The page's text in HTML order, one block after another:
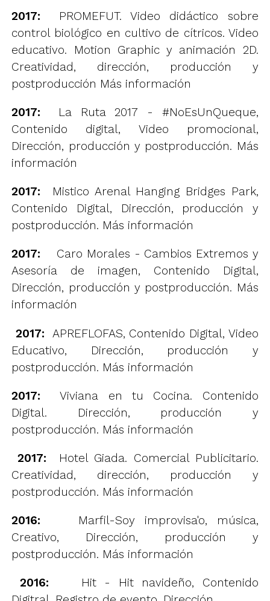
2017: PROMEFUT. Video didáctico sobre
control biológico en cultivo de cítricos. Video
educativo. Motion Graphic y animación 2D.
Creatividad, dirección, producción y
postproducción Más información
2017: La Ruta 2017 - #NoEsUnQueque,
Contenido digital, Video promocional,
Dirección, producción y postproducción. Más
información
2017:
Mistico Arenal Hanging Bridges Park,
Contenido Digital, Dirección, producción y
postproducción. Más información
2017:
Caro Morales - Cambios Extremos y
Asesoría de imagen, Contenido Digital,
Dirección, producción y postproducción. Más
información
2017:
APREFLOFAS, Contenido Digital, Video
Educativo, Dirección, producción y
postproducción. Más información
2017: Viviana en tu Cocina. Contenido
Digital. Dirección, producción y
postproducción. Más información
2017: Hotel Giada. Comercial Publicitario.
Creatividad, dirección, producción y
postproducción. Más información
2016:
Marfil-Soy improvisa'o, música,
Creativo, Dirección, producción y
postproducción. Más información
2016: Hit - Hit navideño, Contenido